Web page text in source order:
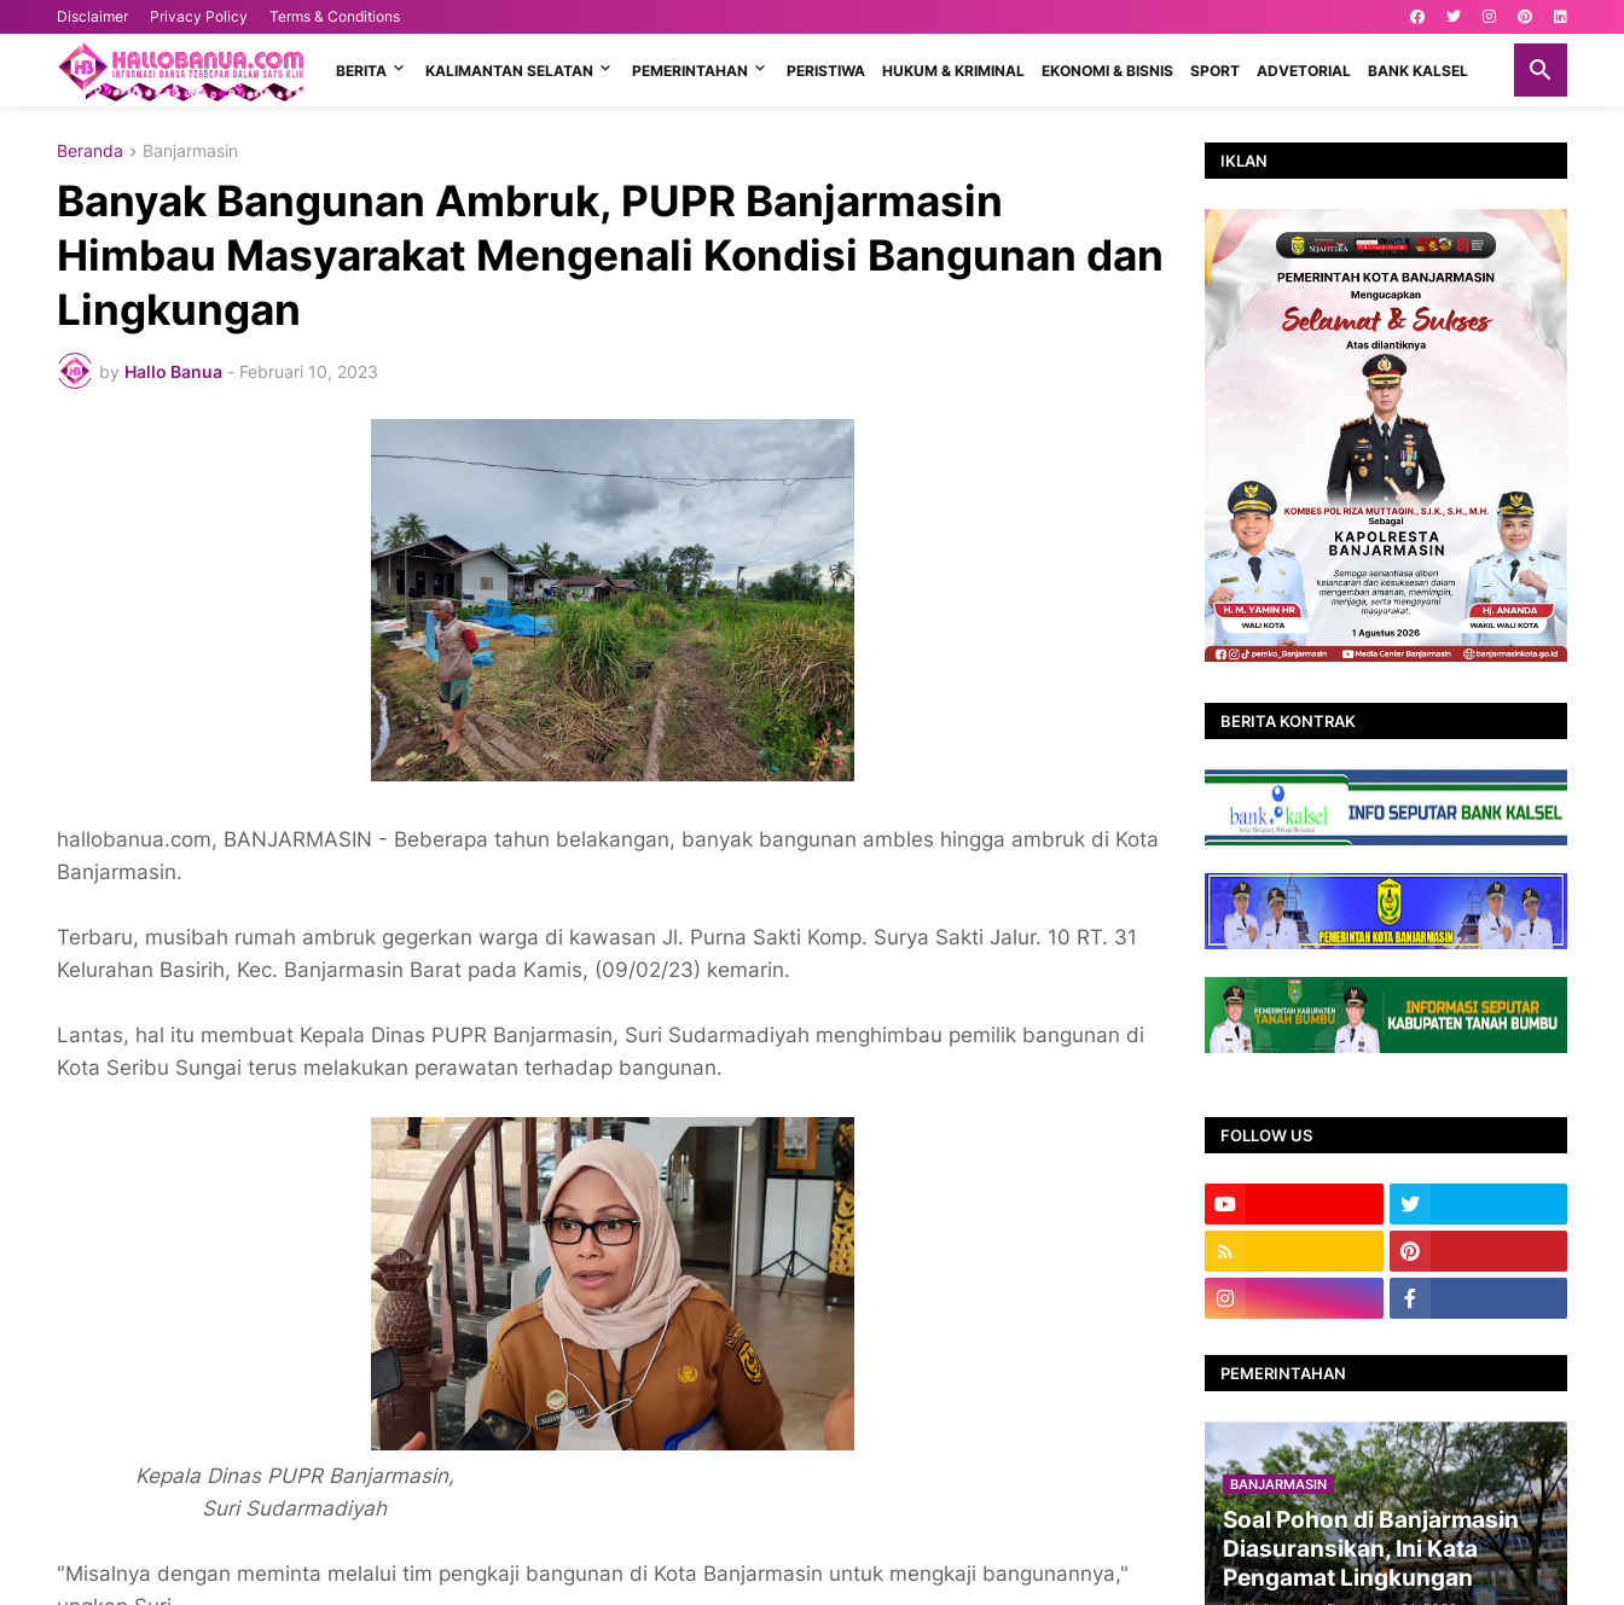
Disclaimer Privacy Policy Terms & Conditions
BERITA KALIMANTAN SELATAN PEMERINTAHAN PERISTIWA HUKUM & KRIMINAL EKONOMI & BISNIS SPORT ADVETORIAL BANK KALSEL
Beranda Banjarmasin
Banyak Bangunan Ambruk, PUPR Banjarmasin
Himbau Masyarakat Mengenali Kondisi Bangunan dan
Lingkungan
by Hallo Banua - Februari 10, 2023
hallobanua.com, BANJARMASIN - Beberapa tahun belakangan, banyak bangunan ambles hingga ambruk di Kota
Banjarmasin.
Terbaru, musibah rumah ambruk gegerkan warga di kawasan Jl. Purna Sakti Komp. Surya Sakti Jalur. 10 RT. 31
Kelurahan Basirih, Kec. Banjarmasin Barat pada Kamis, (09/02/23) kemarin.
Lantas, hal itu membuat Kepala Dinas PUPR Banjarmasin, Suri Sudarmadiyah menghimbau pemilik bangunan di
Kota Seribu Sungai terus melakukan perawatan terhadap bangunan.
Kepala Dinas PUPR Banjarmasin,
Suri Sudarmadiyah
"Misalnya dengan meminta melalui tim pengkaji bangunan di Kota Banjarmasin untuk mengkaji bangunannya,"
IKLAN
BERITA KONTRAK
FOLLOW US
PEMERINTAHAN
BANJARMASIN
Soal Pohon di Banjarmasin
Diasuransikan, Ini Kata
Pengamat Lingkungan